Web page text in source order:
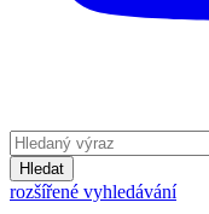
Hledat
rozšířené vyhledávání